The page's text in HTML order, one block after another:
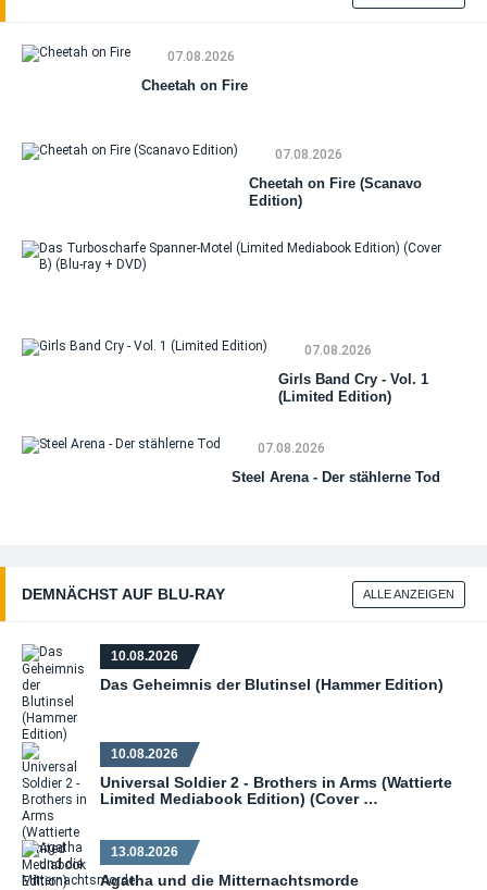
07.08.2026
Cheetah on Fire
07.08.2026
Cheetah on Fire (Scanavo
Edition)
07.08.2026
Girls Band Cry - Vol. 1
(Limited Edition)
07.08.2026
Steel Arena - Der stählerne Tod
DEMNÄCHST AUF BLU‑RAY ALLE ANZEIGEN
10.08.2026
Das Geheimnis der Blutinsel (Hammer Edition)
10.08.2026
Universal Soldier 2 - Brothers in Arms (Wattierte
Limited Mediabook Edition) (Cover …
13.08.2026
Agatha und die Mitternachtsmorde